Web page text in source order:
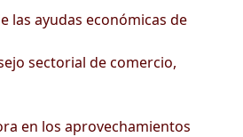
las ayudas económicas de
sectorial de comercio,
en los aprovechamientos